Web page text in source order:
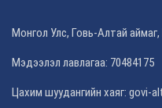
Монгол Улс, Говь-Алтай
Мэдээлэл лавлагаа: 70484175
Цахим шуудангийн хаяг: govi-